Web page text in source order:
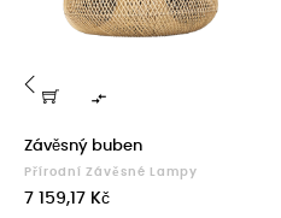

Závěsný buben
Přírodní Závěsné Lampy
Cena
7 159,17 Kč